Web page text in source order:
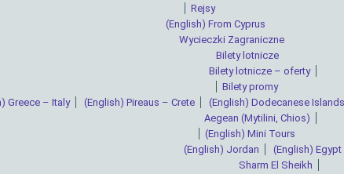
Rejsy
(English) From Cyprus
Wycieczki Zagraniczne
Bilety lotnicze
Bilety lotnicze – oferty
Bilety promy
Greece – Italy
(English) Pireaus – Crete (English) Dodecanese Islands
Aegean (Mytilini, Chios)
(English) Mini Tours
(English) Jordan
(English) Egypt
Sharm El Sheikh